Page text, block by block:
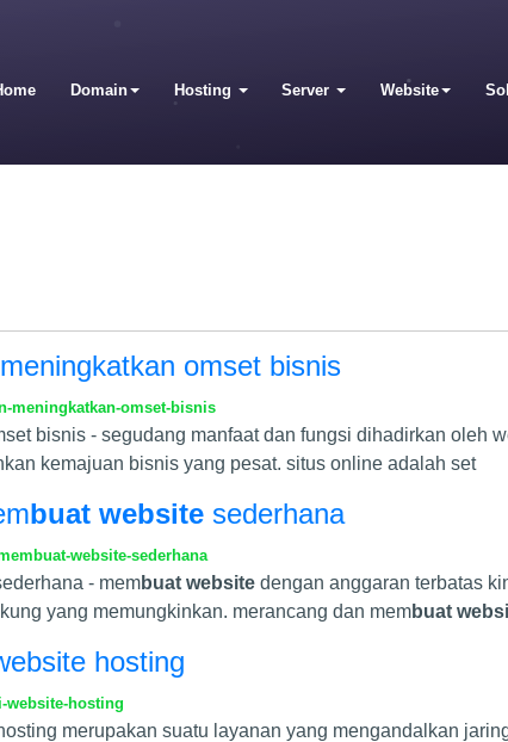
Domain Hosting Server Website
omset bisnis
meningkatkan-omset-bisnis
bisnis - segudang manfaat dan fungsi dihadirkan oleh
kemajuan bisnis yang pesat. situs online adalah set
buat website sederhana
website-sederhana
- membuat website dengan anggaran terbatas
yang memungkinkan. merancang dan membuat
hosting
website-hosting
merupakan suatu layanan yang mengandalkan